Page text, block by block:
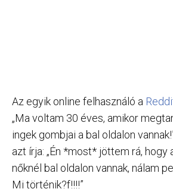
Az egyik online felhasználó a
„Ma voltam 30 éves, amikor
ingek gombjai a bal oldalon
azt írja: „Én *most* jöttem rá, hogy
nőknél bal oldalon vannak, nálam
Mi történik?f!!!!”